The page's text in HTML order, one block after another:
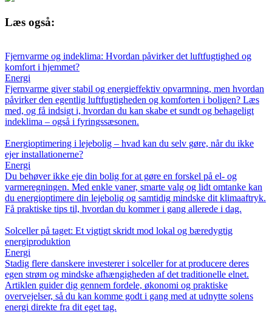
Læs også:
Fjernvarme og indeklima: Hvordan påvirker det luftfugtighed og
komfort i hjemmet?
Energi
Fjernvarme giver stabil og energieffektiv opvarmning, men hvordan
påvirker den egentlig luftfugtigheden og komforten i boligen? Læs
med, og få indsigt i, hvordan du kan skabe et sundt og behageligt
indeklima – også i fyringssæsonen.
Energioptimering i lejebolig – hvad kan du selv gøre, når du ikke
ejer installationerne?
Energi
Du behøver ikke eje din bolig for at gøre en forskel på el- og
varmeregningen. Med enkle vaner, smarte valg og lidt omtanke kan
du energioptimere din lejebolig og samtidig mindske dit klimaaftryk.
Få praktiske tips til, hvordan du kommer i gang allerede i dag.
Solceller på taget: Et vigtigt skridt mod lokal og bæredygtig
energiproduktion
Energi
Stadig flere danskere investerer i solceller for at producere deres
egen strøm og mindske afhængigheden af det traditionelle elnet.
Artiklen guider dig gennem fordele, økonomi og praktiske
overvejelser, så du kan komme godt i gang med at udnytte solens
energi direkte fra dit eget tag.